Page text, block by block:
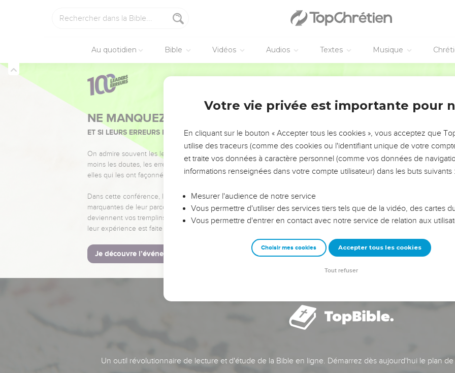
Au quotidien Bible Vidéos Audios Textes Musique
NE MANQUEZ PAS L’ÉVÉNEMENT DE L’ANNÉE !
ET SI LEURS ERREURS POUVAIENT VOUS ÉVITER LES VOTRES ?
On admire souvent les leaders pour leurs réussites, leur impact, leur foi ou leur vision. Mais on voit
moins les doutes, les erreurs et les saisons difficiles qu'ils ont traversés, alors même que ce sont
elles qui les ont façonnés.
Dans cette conférence, leaders, entrepreneurs, et responsables reviennent sur les erreurs
marquantes de leur parcours et les clés pour avancer avec plus de sagesse afin que leurs erreurs
deviennent vos tremplins. Que vous guidiez un ministère, une équipe, un groupe ou une famille,
leur expérience est faite pour vous.
Je découvre l’événement
Un outil révolutionnaire de lecture et d'étude de la Bible en ligne. Démarrez dès aujourd'hui le plan
Votre vie privée est importante pour
En cliquant sur le bouton « Accepter tous les cookies », vous acceptez que
utilise des traceurs (comme des cookies ou l'identifiant unique de votre
et traite vos données à caractère personnel (comme vos données de
informations renseignées dans votre compte utilisateur) dans les buts suivants :
Mesurer l'audience de notre service
Vous permettre d'utiliser des services tiers tels que de la vidéo, des cartes
Vous permettre d'entrer en contact avec notre service de relation aux
Choisir mes cookies Accepter tous les cookies
Tout refuser